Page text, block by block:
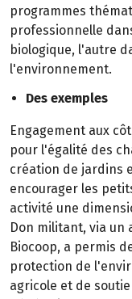
programmes
professionnelle
biologique, l'autre
l'environnement.
Des exemples
Engagement aux
pour l'égalité des
création de jardins
encourager les
activité une
Don militant, via un
Biocoop, a permis
protection de
agricole et de